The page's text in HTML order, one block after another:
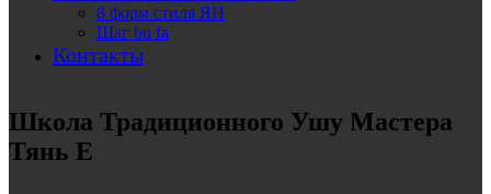
8 форм стиля ЯН
Шаг bu fa
Контакты
Школа Традиционного Ушу Мастера
Тянь Е